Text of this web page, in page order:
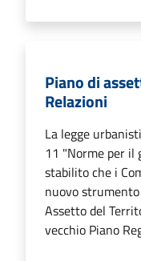
Piano di
Relazioni
La legge
11 "Norme per
stabilito che i
nuovo
Assetto del
vecchio Piano